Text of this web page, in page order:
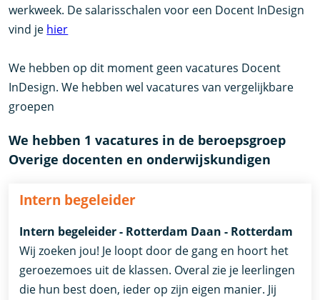
werkweek. De salarisschalen voor een Docent InDesign
vind je hier
We hebben op dit moment geen vacatures Docent
InDesign. We hebben wel vacatures van vergelijkbare
groepen
We hebben 1 vacatures in de beroepsgroep
Overige docenten en onderwijskundigen
Intern begeleider
Intern begeleider - Rotterdam Daan - Rotterdam
Wij zoeken jou! Je loopt door de gang en hoort het
geroezemoes uit de klassen. Overal zie je leerlingen
die hun best doen, ieder op zijn eigen manier. Jij